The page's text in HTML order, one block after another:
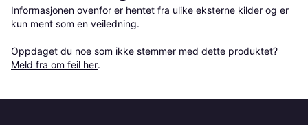
Informasjonen ovenfor er hentet fra ulike eksterne kilder og er
kun ment som en veiledning.
Oppdaget du noe som ikke stemmer med dette produktet?
Meld fra om feil her.